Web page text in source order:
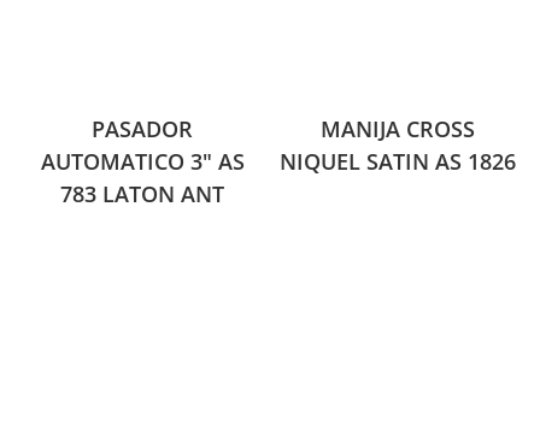
PASADOR
AUTOMATICO 3″ AS
783 LATON ANT
MANIJA CROSS
NIQUEL SATIN AS 1826